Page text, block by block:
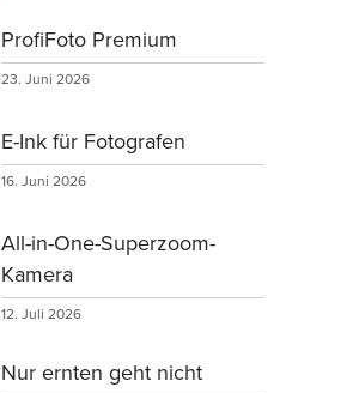
ProfiFoto Premium
23. Juni 2026
E-Ink für Fotografen
16. Juni 2026
All-in-One-Superzoom-
Kamera
12. Juli 2026
Nur ernten geht nicht